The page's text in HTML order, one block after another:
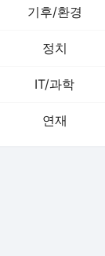
기후/환경
정치
IT/과학
연재